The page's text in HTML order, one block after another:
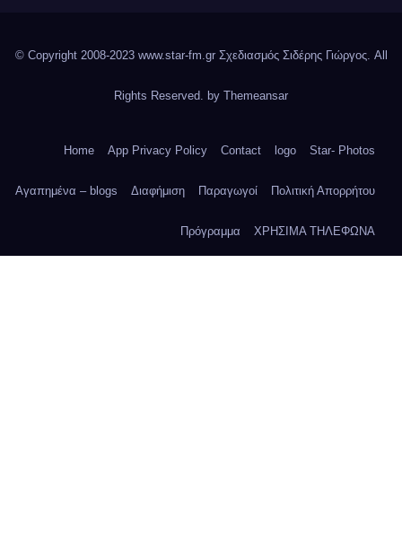
© Copyright 2008-2023 www.star-fm.gr Σχεδιασμός Σιδέρης Γιώργος. All
Rights Reserved. by Themeansar
Home App Privacy Policy Contact logo Star- Photos
Αγαπημένα – blogs Διαφήμιση Παραγωγοί Πολιτική Απορρήτου
Πρόγραμμα ΧΡΗΣΙΜΑ ΤΗΛΕΦΩΝΑ